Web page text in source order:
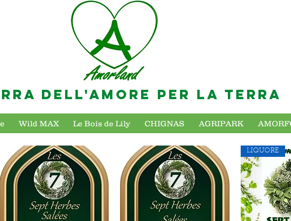
DELL'AMORE PER LA TERRA
Wild MAX Le Bois de Lily CHIGNAS AGRIPARK
LIQUORE